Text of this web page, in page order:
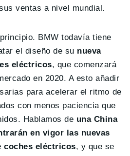
ventas a nivel mundial.
BMW todavía tiene
el diseño de su nueva
eléctricos, que comenzará
en 2020. A esto añadir
para acelerar el ritmo de
con menos paciencia que
Hablamos de una China
en vigor las nuevas
coches eléctricos, y que se